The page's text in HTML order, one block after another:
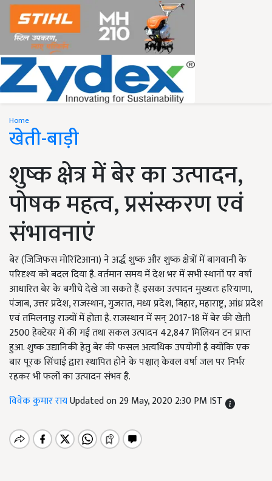
Home
खेती-बाड़ी
शुष्क क्षेत्र में बेर का उत्पादन,
पोषक महत्व, प्रसंस्करण एवं
संभावनाएं
बेर (जिजिफस मोरिटिआना) ने अर्द्ध शुष्क और शुष्क क्षेत्रों में बागवानी के
परिदृश्य को बदल दिया है. वर्तमान समय में देश भर में सभी स्थानों पर वर्षा
आधारित बेर के बगीचे देखे जा सकते हैं. इसका उत्पादन मुख्यतः हरियाणा,
पंजाब, उत्तर प्रदेश, राजस्थान, गुजरात, मध्य प्रदेश, बिहार, महाराष्ट्र, आंध्र प्रदेश
एवं तमिलनाडु राज्यों में होता है. राजस्थान में सन् 2017-18 में बेर की खेती
2500 हेक्टेयर में की गई तथा सकल उत्पादन 42,847 मिलियन टन प्राप्त
हुआ. शुष्क उद्यानिकी हेतु बेर की फसल अत्यधिक उपयोगी है क्योंकि एक
बार पूरक सिंचाई द्वारा स्थापित होने के पश्चात् केवल वर्षा जल पर निर्भर
रहकर भी फलों का उत्पादन संभव है.
विवेक कुमार रायUpdated on 29 May, 2020 2:30 PM IST